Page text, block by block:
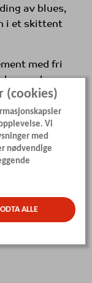
av blues,
i et skittent
med fri
med
(cookies)
Vi
med
nødvendige
ALLE